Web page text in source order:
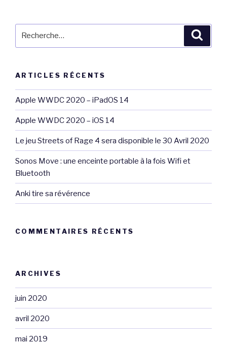
ARTICLES RÉCENTS
Apple WWDC 2020 – iPadOS 14
Apple WWDC 2020 – iOS 14
Le jeu Streets of Rage 4 sera disponible le 30 Avril 2020
Sonos Move : une enceinte portable à la fois Wifi et
Bluetooth
Anki tire sa révérence
COMMENTAIRES RÉCENTS
ARCHIVES
juin 2020
avril 2020
mai 2019